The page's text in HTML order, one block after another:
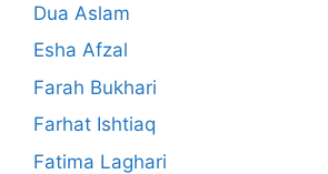
Dua Aslam
Esha Afzal
Farah Bukhari
Farhat Ishtiaq
Fatima Laghari